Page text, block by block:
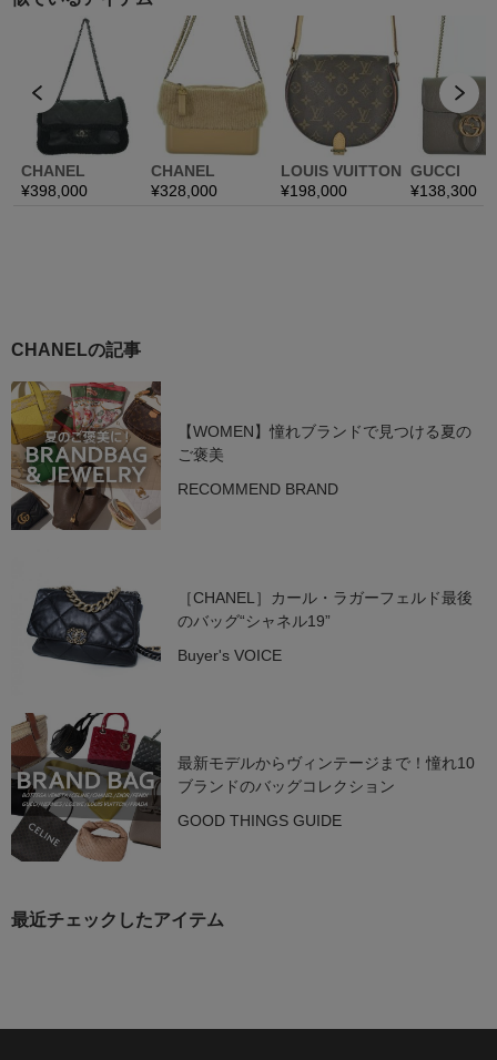
CHANELの記事
【WOMEN】憧れブランドで見つける夏の
ご褒美
RECOMMEND BRAND
［CHANEL］カール・ラガーフェルド最後
のバッグ“シャネル19”
Buyer's VOICE
最新モデルからヴィンテージまで！憧れ10
ブランドのバッグコレクション
GOOD THINGS GUIDE
最近チェックしたアイテム